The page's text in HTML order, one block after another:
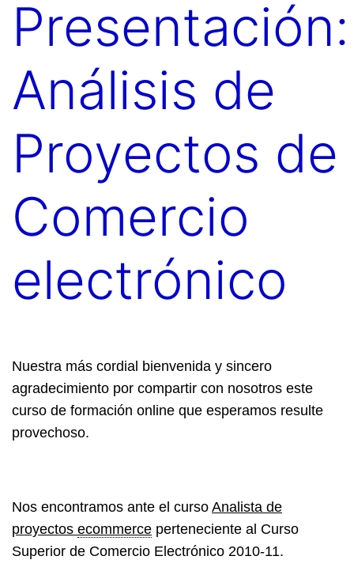
Presentación:
Análisis de
Proyectos de
Comercio
electrónico
Nuestra más cordial bienvenida y sincero
agradecimiento por compartir con nosotros este
curso de formación online que esperamos resulte
provechoso.
Nos encontramos ante el curso Analista de
proyectos ecommerce perteneciente al Curso
Superior de Comercio Electrónico 2010-11.